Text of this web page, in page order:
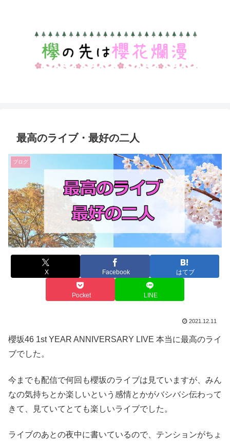
最高のライブ・最好の二人
ブログ
X Facebook はてブ
Pocket LINE
2021.12.11
櫻坂46 1st YEAR ANNIVERSARY LIVE 本当に最高のライ
ブでした。
今までも配信で何回も櫻坂のライブは見ていますが、みん
なの気持ちとか楽しいという感情とかがバシバシ伝わって
きて、見ていてとても楽しいライブでした。
ライブのあとの夜中に書いているので、テンションがちょ